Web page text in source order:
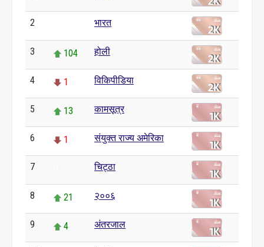
2 भारत
3 104 होली
4 1 विकिपीडिया
5 13 कामसूत्र
6 1 संयुक्त राज्य अमेरिका
7 चिट्ठा
8 21 २००६
9 4 अंतरजाल